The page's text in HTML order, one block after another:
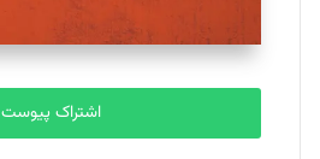
مصطفی مسجدی آرانی
تحریریه
بابک نقاش
اشتراک پیوست